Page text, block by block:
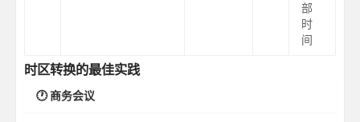
部
时
间
时区转换的最佳实践
🕐 商务会议